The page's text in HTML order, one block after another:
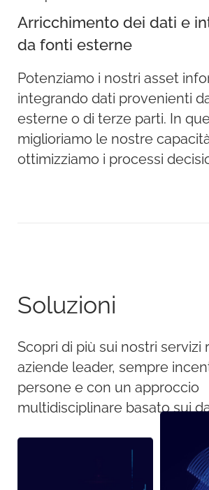
Arricchimento dei dati e
da fonti esterne
Potenziamo i nostri asset
integrando dati provenienti
esterne o di terze parti. In
miglioriamo le nostre
ottimizziamo i processi
Soluzioni
Scopri di più sui nostri servizi
aziende leader, sempre
persone e con un approccio
multidisciplinare basato sui